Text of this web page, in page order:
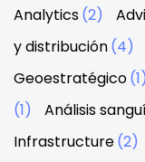
Analytics(2)
y distribución(4)
Geoestratégico(1)
(1)
Análisis
Infrastructure(2)